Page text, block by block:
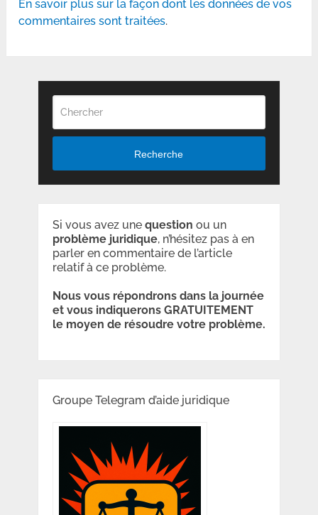
En savoir plus sur la façon dont les données de vos
commentaires sont traitées.
Recherche
Si vous avez une question ou un
problème juridique, n’hésitez pas à en
parler en commentaire de l’article
relatif à ce problème.
Nous vous répondrons dans la journée
et vous indiquerons GRATUITEMENT
le moyen de résoudre votre problème.
Groupe Telegram d’aide juridique